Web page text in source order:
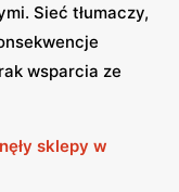
Sieć tłumaczy,
wsparcia ze
sklepy w